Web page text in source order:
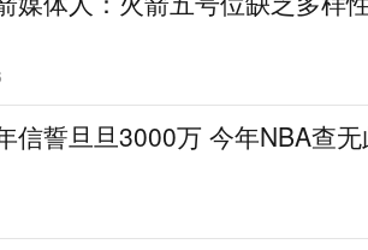
信誓旦旦3000万 今年NBA查无